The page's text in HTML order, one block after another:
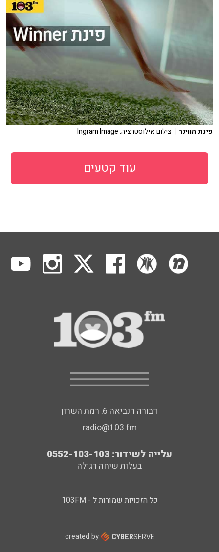
פינת הווינר | צילום אילוסטרציה: Ingram Image
עוד קטעים
דבורה הנביאה 6, רמת השרון
radio@103.fm
עלייה לשידור: 0552-103-103
בעלות שיחה רגילה
כל הזכויות שמורות ל - 103FM
created by CYBERSERVE